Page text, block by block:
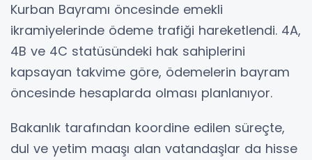
Kurban Bayramı öncesinde emekli
ikramiyelerinde ödeme trafiği hareketlendi. 4A,
4B ve 4C statüsündeki hak sahiplerini
kapsayan takvime göre, ödemelerin bayram
öncesinde hesaplarda olması planlanıyor.
Bakanlık tarafından koordine edilen süreçte,
dul ve yetim maaşı alan vatandaşlar da hisse